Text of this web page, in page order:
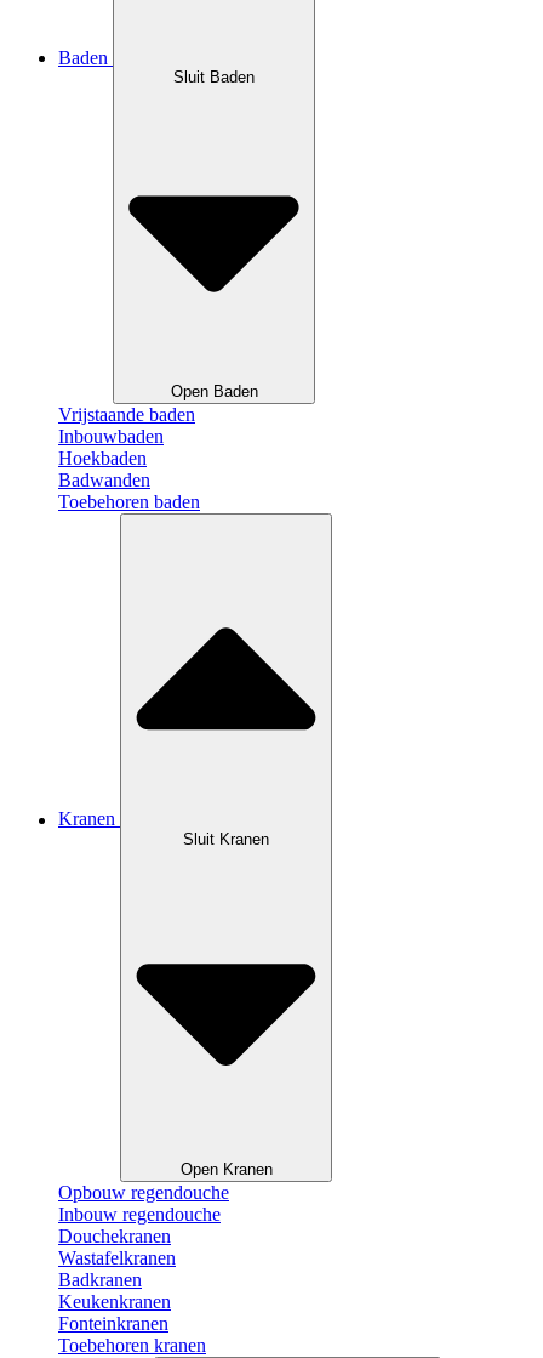
Baden
Sluit Baden
Open Baden
Vrijstaande baden
Inbouwbaden
Hoekbaden
Badwanden
Toebehoren baden
Kranen
Sluit Kranen
Open Kranen
Opbouw regendouche
Inbouw regendouche
Douchekranen
Wastafelkranen
Badkranen
Keukenkranen
Fonteinkranen
Toebehoren kranen